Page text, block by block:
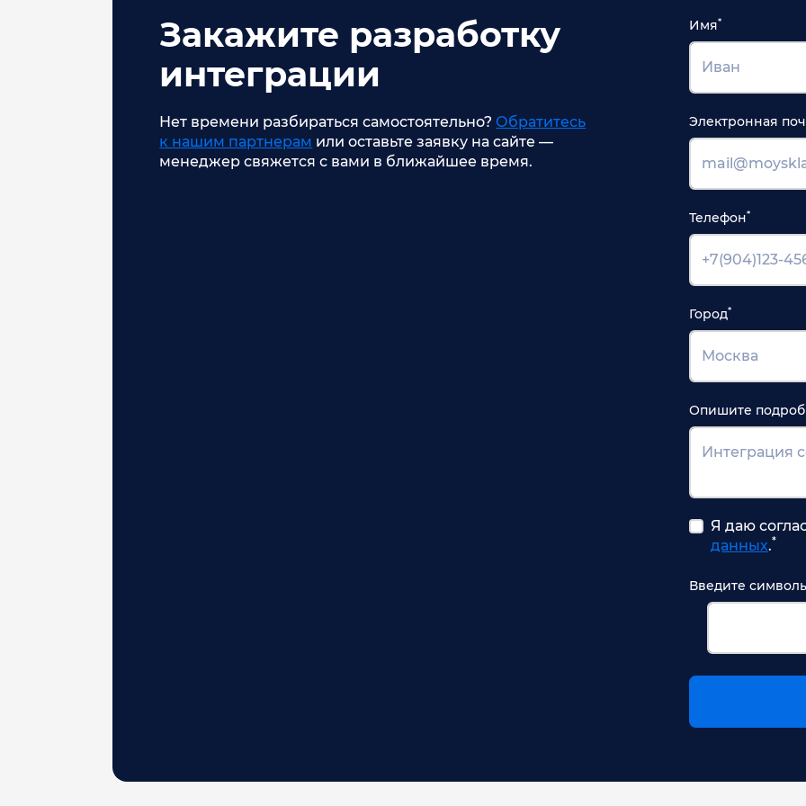
Закажите разработку
интеграции
Нет времени разбираться самостоятельно? Обратитесь
к нашим партнерам или оставьте заявку на сайте —
менеджер свяжется с вами в ближайшее время.
Имя*
Электронная
Телефон*
Город*
Опишите
Я даю
данных.*
Введите